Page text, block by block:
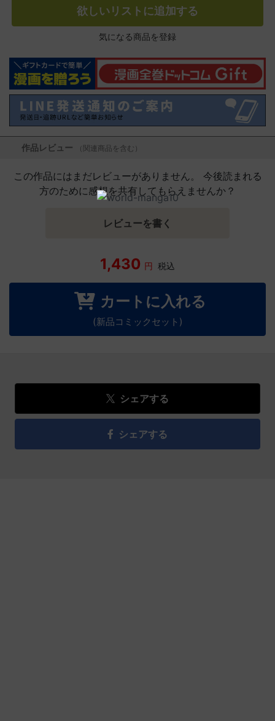
欲しいリストに追加する
気になる商品を登録
作品レビュー （関連商品を含む）
この作品にはまだレビューがありません。 今後読まれる
方のために感想を共有してもらえませんか？
レビューを書く
1,430 円 税込
カートに入れる
(新品コミックセット)
シェアする
シェアする